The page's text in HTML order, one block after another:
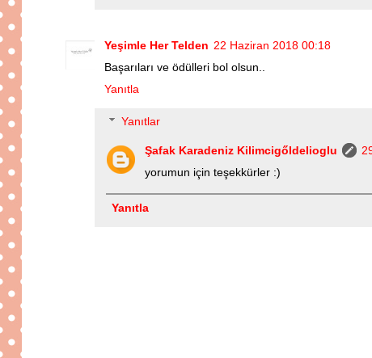
Yeşimle Her Telden 22 Haziran 2018 00:18
Başarıları ve ödülleri bol olsun..
Yanıtla
Yanıtlar
Şafak Karadeniz Kilimcigőldelioglu
yorumun için teşekkürler :)
Yanıtla